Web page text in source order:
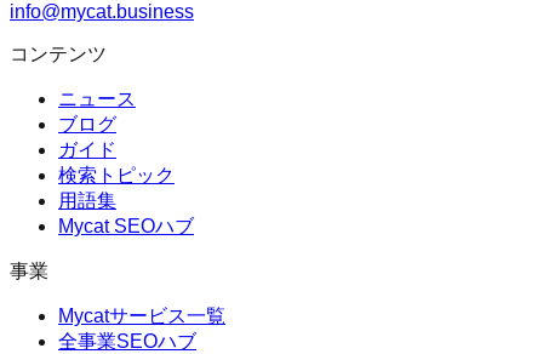
info@mycat.business
コンテンツ
ニュース
ブログ
ガイド
検索トピック
用語集
Mycat SEOハブ
事業
Mycatサービス一覧
全事業SEOハブ